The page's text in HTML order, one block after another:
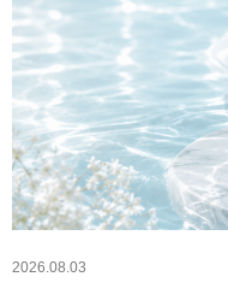
2026.08.03